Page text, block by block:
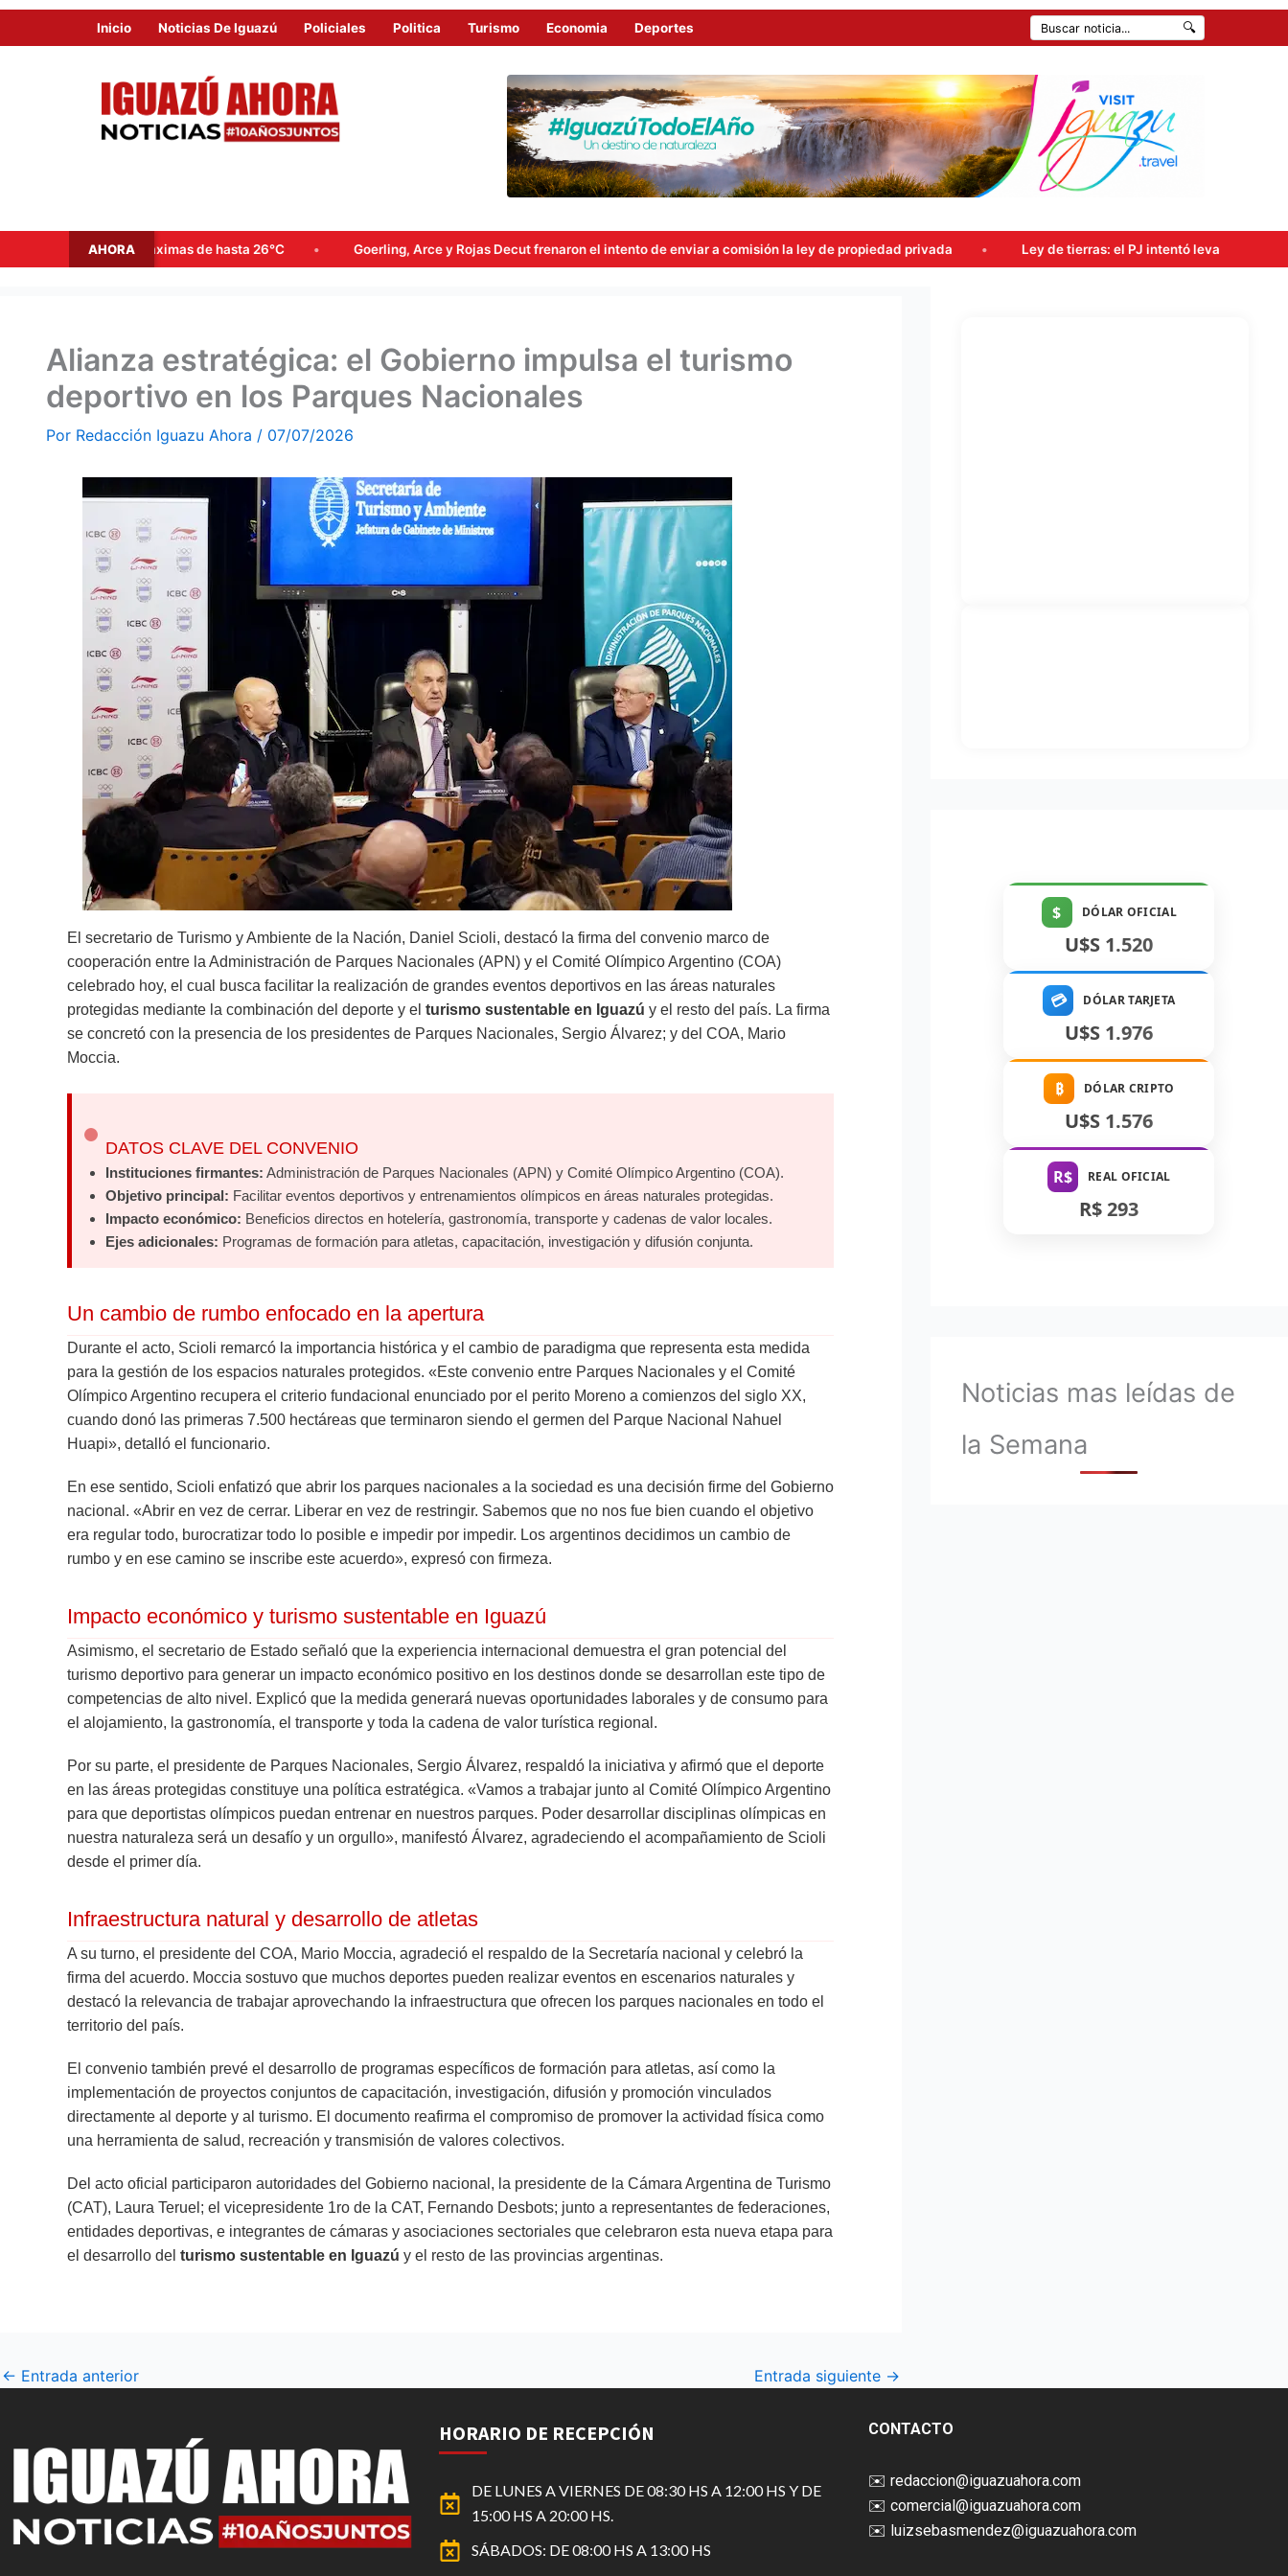
Inicio Noticias De Iguazú Policiales Politica Turismo Economia Deportes 🔍
AHORA
de hasta 26°C Goerling, Arce y Rojas Decut frenaron el intento de enviar a comisión la ley de propiedad privada Ley de tierras: el PJ intentó levantar la sesión, pero el oficialismo
Alianza estratégica: el Gobierno impulsa el turismo
deportivo en los Parques Nacionales
Por Redacción Iguazu Ahora / 07/07/2026
El secretario de Turismo y Ambiente de la Nación, Daniel Scioli, destacó la firma del convenio marco de
cooperación entre la Administración de Parques Nacionales (APN) y el Comité Olímpico Argentino (COA)
celebrado hoy, el cual busca facilitar la realización de grandes eventos deportivos en las áreas naturales
protegidas mediante la combinación del deporte y elturismo sustentable en Iguazú y el resto del país. La firma
se concretó con la presencia de los presidentes de Parques Nacionales, Sergio Álvarez; y del COA, Mario
Moccia.
DATOS CLAVE DEL CONVENIO
Instituciones firmantes: Administración de Parques Nacionales (APN) y Comité Olímpico Argentino (COA).
Objetivo principal: Facilitar eventos deportivos y entrenamientos olímpicos en áreas naturales protegidas.
Impacto económico: Beneficios directos en hotelería, gastronomía, transporte y cadenas de valor locales.
Ejes adicionales: Programas de formación para atletas, capacitación, investigación y difusión conjunta.
Un cambio de rumbo enfocado en la apertura
Durante el acto, Scioli remarcó la importancia histórica y el cambio de paradigma que representa esta medida
para la gestión de los espacios naturales protegidos. «Este convenio entre Parques Nacionales y el Comité
Olímpico Argentino recupera el criterio fundacional enunciado por el perito Moreno a comienzos del siglo XX,
cuando donó las primeras 7.500 hectáreas que terminaron siendo el germen del Parque Nacional Nahuel
Huapi», detalló el funcionario.
En ese sentido, Scioli enfatizó que abrir los parques nacionales a la sociedad es una decisión firme del Gobierno
nacional. «Abrir en vez de cerrar. Liberar en vez de restringir. Sabemos que no nos fue bien cuando el objetivo
era regular todo, burocratizar todo lo posible e impedir por impedir. Los argentinos decidimos un cambio de
rumbo y en ese camino se inscribe este acuerdo», expresó con firmeza.
Impacto económico y turismo sustentable en Iguazú
Asimismo, el secretario de Estado señaló que la experiencia internacional demuestra el gran potencial del
turismo deportivo para generar un impacto económico positivo en los destinos donde se desarrollan este tipo de
competencias de alto nivel. Explicó que la medida generará nuevas oportunidades laborales y de consumo para
el alojamiento, la gastronomía, el transporte y toda la cadena de valor turística regional.
Por su parte, el presidente de Parques Nacionales, Sergio Álvarez, respaldó la iniciativa y afirmó que el deporte
en las áreas protegidas constituye una política estratégica. «Vamos a trabajar junto al Comité Olímpico Argentino
para que deportistas olímpicos puedan entrenar en nuestros parques. Poder desarrollar disciplinas olímpicas en
nuestra naturaleza será un desafío y un orgullo», manifestó Álvarez, agradeciendo el acompañamiento de Scioli
desde el primer día.
Infraestructura natural y desarrollo de atletas
A su turno, el presidente del COA, Mario Moccia, agradeció el respaldo de la Secretaría nacional y celebró la
firma del acuerdo. Moccia sostuvo que muchos deportes pueden realizar eventos en escenarios naturales y
destacó la relevancia de trabajar aprovechando la infraestructura que ofrecen los parques nacionales en todo el
territorio del país.
El convenio también prevé el desarrollo de programas específicos de formación para atletas, así como la
implementación de proyectos conjuntos de capacitación, investigación, difusión y promoción vinculados
directamente al deporte y al turismo. El documento reafirma el compromiso de promover la actividad física como
una herramienta de salud, recreación y transmisión de valores colectivos.
Del acto oficial participaron autoridades del Gobierno nacional, la presidente de la Cámara Argentina de Turismo
(CAT), Laura Teruel; el vicepresidente 1ro de la CAT, Fernando Desbots; junto a representantes de federaciones,
entidades deportivas, e integrantes de cámaras y asociaciones sectoriales que celebraron esta nueva etapa para
el desarrollo delturismo sustentable en Iguazú y el resto de las provincias argentinas.
← Entrada anterior Entrada siguiente →
$ DÓLAR OFICIAL
U$S 1.520
💳 DÓLAR TARJETA
U$S 1.976
₿ DÓLAR CRIPTO
U$S 1.576
R$ REAL OFICIAL
R$ 293
Noticias mas leídas de
la Semana
HORARIO DE RECEPCIÓN
DE LUNES A VIERNES DE 08:30 HS A 12:00 HS Y DE
15:00 HS A 20:00 HS.
SÁBADOS: DE 08:00 HS A 13:00 HS
CONTACTO
✉️ redaccion@iguazuahora.com
✉️ comercial@iguazuahora.com
✉️ luizsebasmendez@iguazuahora.com